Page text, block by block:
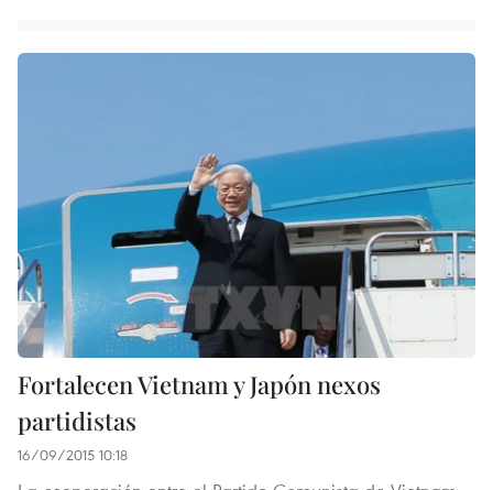
Fortalecen Vietnam y Japón nexos
partidistas
16/09/2015 10:18